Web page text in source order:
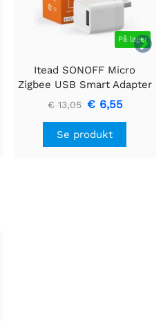

På lager
Itead SONOFF Micro
Zigbee USB Smart Adapter
€ 13,05 € 6,55
Se produkt